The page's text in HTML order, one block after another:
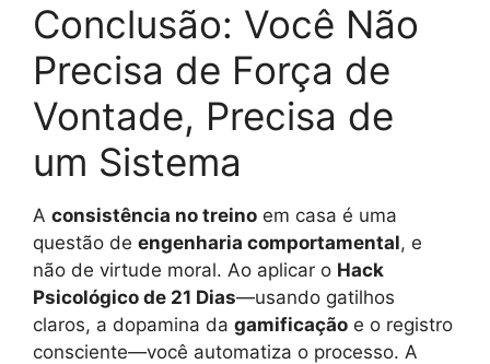
Conclusão: Você Não
Precisa de Força de
Vontade, Precisa de
um Sistema
A consistência no treino em casa é uma
questão de engenharia comportamental, e
não de virtude moral. Ao aplicar o Hack
Psicológico de 21 Dias—usando gatilhos
claros, a dopamina da gamificação e o registro
consciente—você automatiza o processo. A